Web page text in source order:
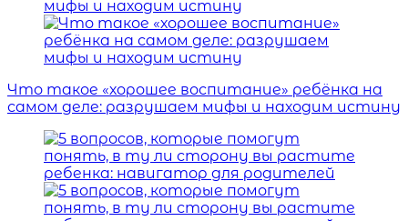
Что такое «хорошее воспитание» ребёнка на
самом деле: разрушаем мифы и находим истину